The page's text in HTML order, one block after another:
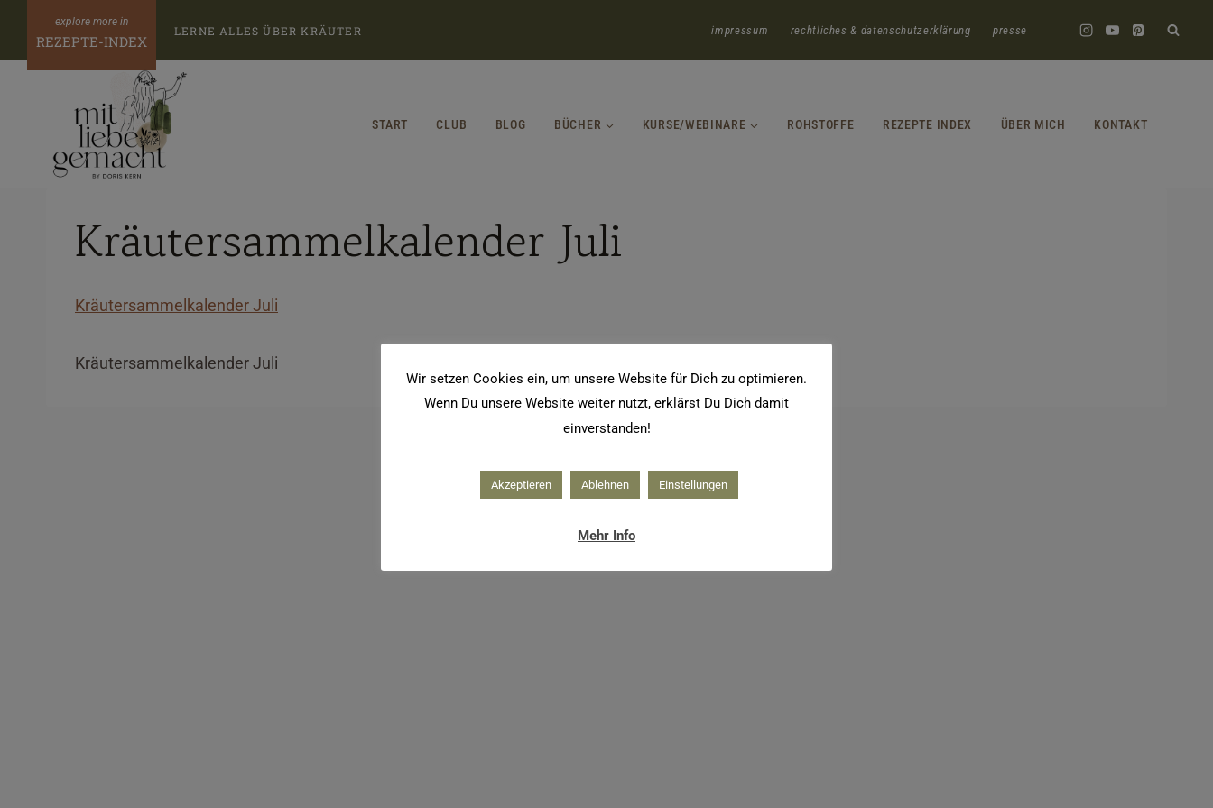
Inhalt
springen
REZEPTE-INDEX
LERNE ALLES ÜBER KRÄUTER impressum rechtliches & datenschutzerklärung presse
START CLUB BLOG BÜCHER KURSE/WEBINARE ROHSTOFFE REZEPTE INDEX ÜBER MICH KONTAKT
Kräutersammelkalender Juli
Kräutersammelkalender Juli
Kräutersammelkalender Juli
Wir setzen Cookies ein, um unsere Website für Dich zu optimieren.
Wenn Du unsere Website weiter nutzt, erklärst Du Dich damit
einverstanden!
Akzeptieren Ablehnen Einstellungen
Mehr Info